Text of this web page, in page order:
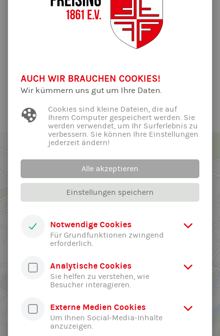
Mit der vierten Auflage des Spendenlaufs unterstützen wir
die Organisation „DKMS – wir besiegen Blutkrebs“, sowie eine
Familie mit einem an Leukämie erkranktem Kind aus der
Alle News der Abteilung ...
AUCH WIR BRAUCHEN COOKIES!
Wir kümmern uns gut um Ihre Daten.
Cookies sind kleine Dateien, die auf
Ihrem Computer gespeichert werden. Sie
werden verwendet, um Ihr Surferlebnis zu
verbessern. Sie können Ihre Einstellungen
jederzeit ändern!
Alle akzeptieren
Einstellungen speichern
Notwendige Cookies
Für Grundfunktionen zwingend
erforderlich.
Analytische Cookies
Sie helfen zu verstehen, wie
Besucher interagieren.
Externe Medien Cookies
Um Ihnen Social-Media-Inhalte
anzuzeigen.